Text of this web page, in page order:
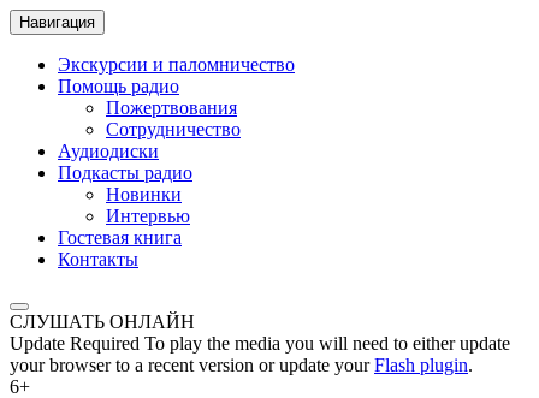
Навигация
Экскурсии и паломничество
Помощь радио
Пожертвования
Сотрудничество
Аудиодиски
Подкасты радио
Новинки
Интервью
Гостевая книга
Контакты
СЛУШАТЬ ОНЛАЙН
Update Required To play the media you will need to either update
your browser to a recent version or update yourFlash plugin.
6+